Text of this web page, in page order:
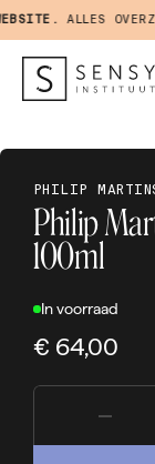
ALLES
PHILIP
Philip
100ml
In voorraad
€ 64,00